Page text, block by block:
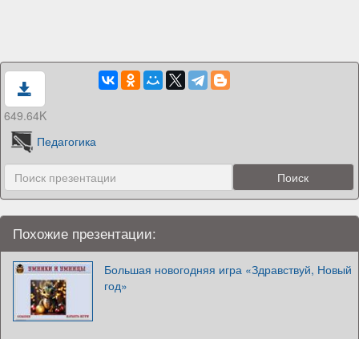
649.64K
Педагогика
Похожие презентации:
Большая новогодняя игра «Здравствуй, Новый
год»